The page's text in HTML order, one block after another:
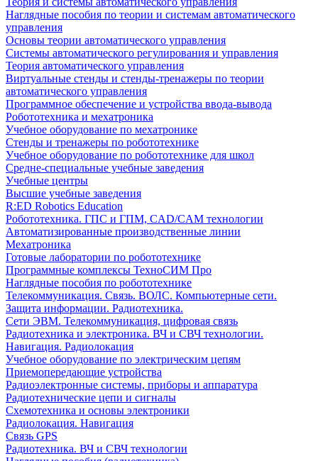
Наглядные пособия по теории и системам автоматического
управления
Основы теории автоматического управления
Системы автоматического регулирования и управления
Теория автоматического управления
Виртуальные стенды и стенды-тренажеры по теории
автоматического управления
Программное обеспечение и устройства ввода-вывода
Робототехника и мехатроника
Учебное оборудование по мехатронике
Стенды и тренажеры по робототехнике
Учебное оборудование по робототехнике для школ
Средне-специальные учебные заведения
Учебные центры
Высшие учебные заведения
R:ED Robotics Education
Робототехника. ГПС и ГПМ, CAD/CAM технологии
Автоматизированные производственные линии
Мехатроника
Готовые лаборатории по робототехнике
Программные комплексы ТехноСИМ Про
Наглядные пособия по робототехнике
Телекоммуникация. Связь. ВОЛС. Компьютерные сети.
Защита информации. Радиотехника.
Сети ЭВМ. Телекоммуникация, цифровая связь
Радиотехника и электроника. ВЧ и СВЧ технологии.
Навигация. Радиолокация
Учебное оборудование по электрическим цепям
Приемопередающие устройства
Радиоэлектронные системы, приборы и аппаратура
Радиотехнические цепи и сигналы
Схемотехника и основы электроники
Радиолокация. Навигация
Связь GPS
Радиотехника. ВЧ и СВЧ технологии